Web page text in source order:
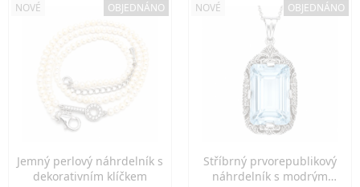
NOVÉ OBJEDNÁNO
Jemný perlový náhrdelník s
dekorativním klíčkem
NOVÉ OBJEDNÁNO
Stříbrný prvorepublikový
náhrdelník s modrým